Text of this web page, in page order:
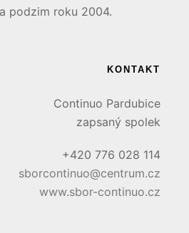
podzim roku 2004.
KONTAKT
Continuo Pardubice
zapsaný spolek
+420 776 028 114
sborcontinuo@centrum.cz
www.sbor-continuo.cz